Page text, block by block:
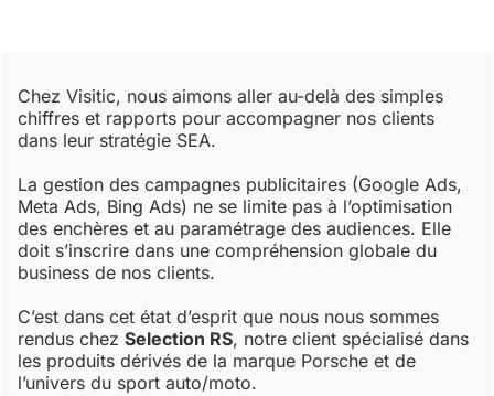
Chez Visitic, nous aimons aller au-delà des simples
chiffres et rapports pour accompagner nos clients
dans leur stratégie SEA.
La gestion des campagnes publicitaires (Google Ads,
Meta Ads, Bing Ads) ne se limite pas à l’optimisation
des enchères et au paramétrage des audiences. Elle
doit s’inscrire dans une compréhension globale du
business de nos clients.
C’est dans cet état d’esprit que nous nous sommes
rendus chezSelection RS, notre client spécialisé dans
les produits dérivés de la marque Porsche et de
l’univers du sport auto/moto.